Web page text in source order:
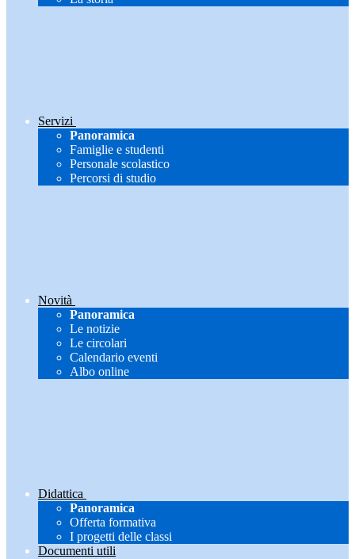
Servizi
Panoramica
Famiglie e studenti
Personale scolastico
Percorsi di studio
Novità
Panoramica
Le notizie
Le circolari
Calendario eventi
Albo online
Didattica
Panoramica
Offerta formativa
I progetti delle classi
Documenti utili